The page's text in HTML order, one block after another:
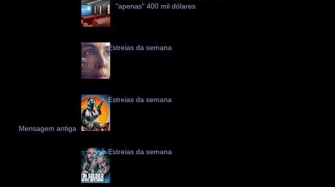
Mensagem antiga
"apenas" 400 mil dólares
Estreias da semana
Estreias da semana
Estreias da semana